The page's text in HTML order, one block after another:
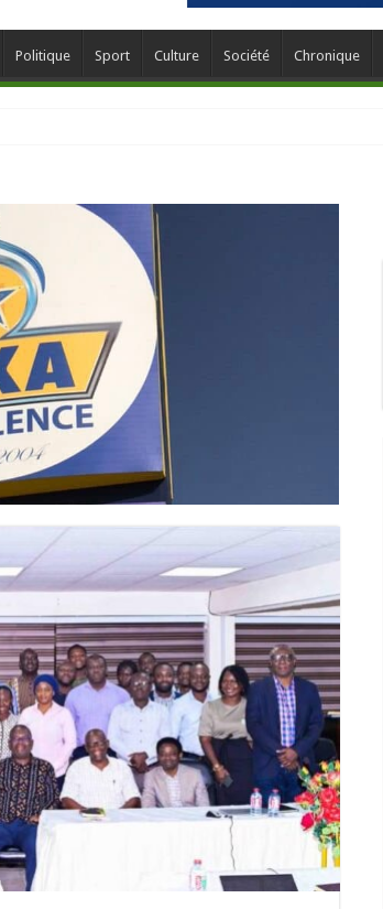
Politique Sport Culture Société Chronique